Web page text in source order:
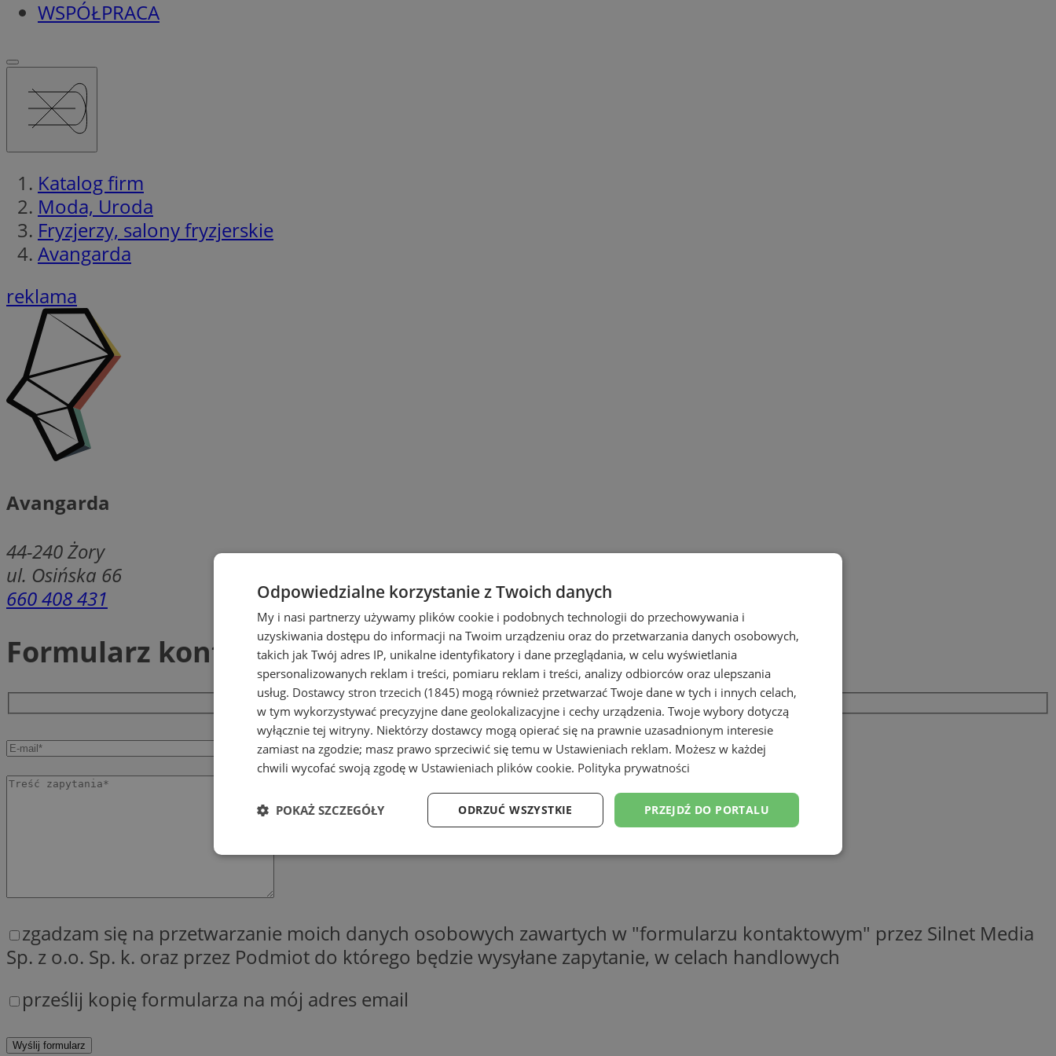
WSPÓŁPRACA
Katalog firm
Moda, Uroda
Fryzjerzy, salony fryzjerskie
Avangarda
reklama
Avangarda
44-240Żory
ul. Osińska 66
660 408 431
Formularz kontaktowy
zgadzam się na przetwarzanie moich danych osobowych zawartych w "formularzu kontaktowym" przez Silnet Media
Sp. z o.o. Sp. k. oraz przez Podmiot do którego będzie wysyłane zapytanie, w celach handlowych
prześlij kopię formularza na mój adres email
Odpowiedzialne korzystanie z Twoich danych
My i nasi partnerzy używamy plików cookie i podobnych technologii do przechowywania i
uzyskiwania dostępu do informacji na Twoim urządzeniu oraz do przetwarzania danych osobowych,
takich jak Twój adres IP, unikalne identyfikatory i dane przeglądania, w celu wyświetlania
spersonalizowanych reklam i treści, pomiaru reklam i treści, analizy odbiorców oraz ulepszania
usług. Dostawcy stron trzecich (1845) mogą również przetwarzać Twoje dane w tych i innych celach,
w tym wykorzystywać precyzyjne dane geolokalizacyjne i cechy urządzenia. Twoje wybory dotyczą
wyłącznie tej witryny. Niektórzy dostawcy mogą opierać się na prawnie uzasadnionym interesie
zamiast na zgodzie; masz prawo sprzeciwić się temu w Ustawieniach reklam. Możesz w każdej
chwili wycofać swoją zgodę w Ustawieniach plików cookie. Polityka prywatności
PRZEJDŹ DO PORTALU
ODRZUĆ WSZYSTKIE
POKAŻ SZCZEGÓŁY
Niezbędne Wydajność Targetowanie Funkcjonalność Niesklasyfikowane
Wydajność Targetowanie Funkcjonalność Niesklasyfikowane
Niezbędne pliki cookie umożliwiają korzystanie z podstawowych funkcji strony internetowej, takich jak logowanie użytkownika i
zarządzanie kontem. Bez niezbędnych plików cookie nie można prawidłowo korzystać ze strony internetowej.